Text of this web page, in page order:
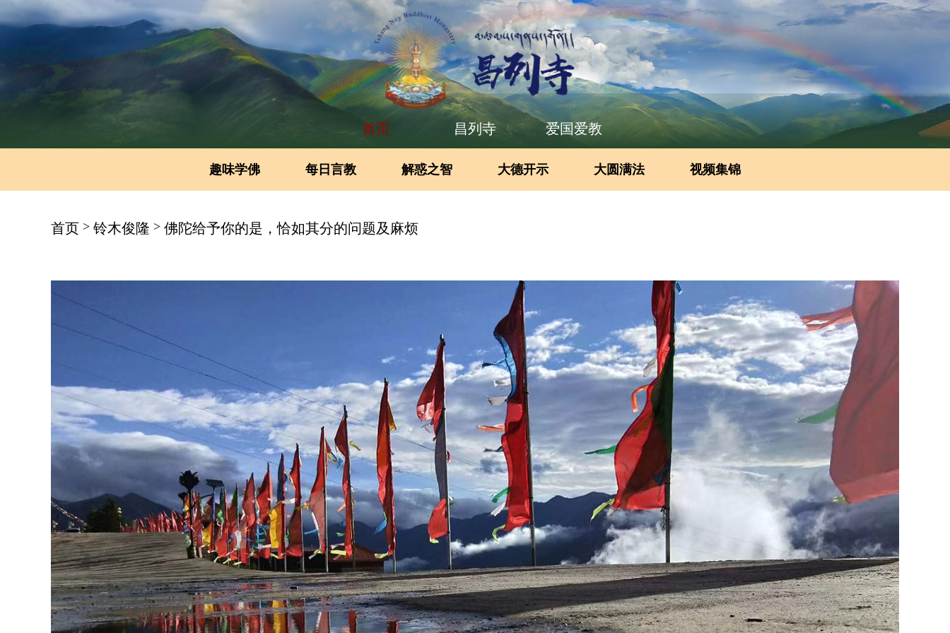
首页 昌列寺 爱国爱教
趣味学佛 每日言教 解惑之智 大德开示 大圆满法 视频集锦
首页 > 铃木俊隆 > 佛陀给予你的是，恰如其分的问题及麻烦